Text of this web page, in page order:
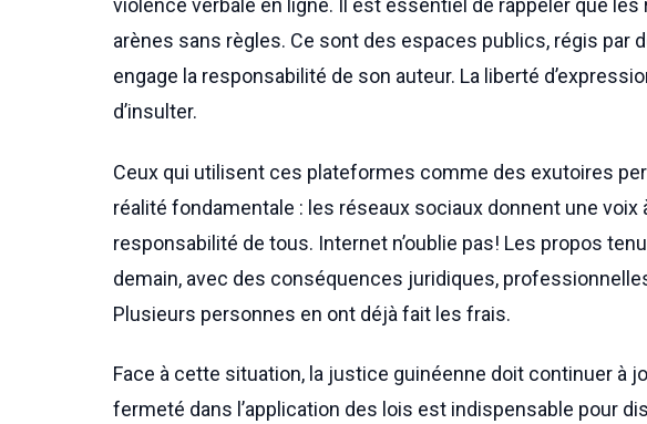
violence verbale en ligne. Il est essentiel de rappeler que
arènes sans règles. Ce sont des espaces publics, régis par
engage la responsabilité de son auteur. La liberté
d’insulter.
Ceux qui utilisent ces plateformes comme des exutoires
réalité fondamentale : les réseaux sociaux donnent une voix
responsabilité de tous. Internet n’oublie pas! Les propos
demain, avec des conséquences juridiques,
Plusieurs personnes en ont déjà fait les frais.
Face à cette situation, la justice guinéenne doit continuer à
fermeté dans l’application des lois est indispensable pour